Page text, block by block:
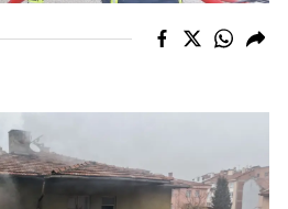
Şanlıurfa
Yozgat